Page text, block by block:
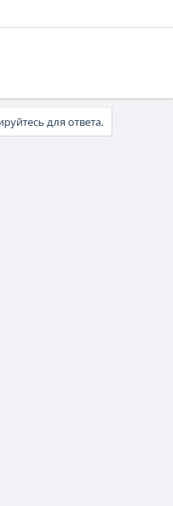
для ответа.